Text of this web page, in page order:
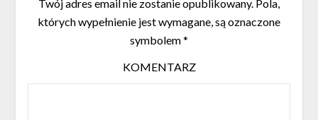
Twój adres email nie zostanie opublikowany. Pola,
których wypełnienie jest wymagane, są oznaczone
symbolem*
KOMENTARZ